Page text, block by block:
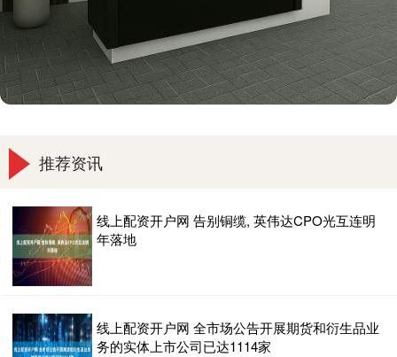
推荐资讯
线上配资开户网 告别铜缆, 英伟达CPO光互连明
年落地
线上配资开户网 全市场公告开展期货和衍生品业
务的实体上市公司已达1114家